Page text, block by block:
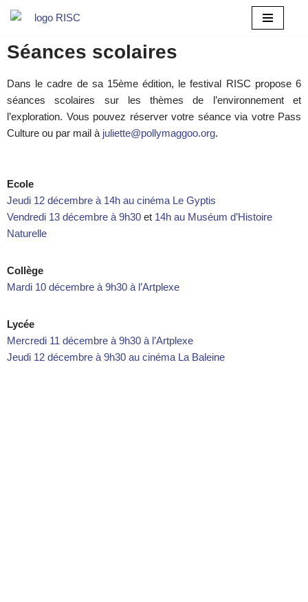
au
Séances scolaires
Dans le cadre de sa 15ème édition, le festival RISC propose 6
séances scolaires sur les thèmes de l’environnement et
l’exploration. Vous pouvez réserver votre séance via votre Pass
Culture ou par mail à juliette@pollymaggoo.org.
Ecole
Jeudi 12 décembre à 14h au cinéma Le Gyptis
Vendredi 13 décembre à 9h30 et 14h au Muséum d’Histoire
Naturelle
Collège
Mardi 10 décembre à 9h30 à l’Artplexe
Lycée
Mercredi 11 décembre à 9h30 à l’Artplexe
Jeudi 12 décembre à 9h30 au cinéma La Baleine